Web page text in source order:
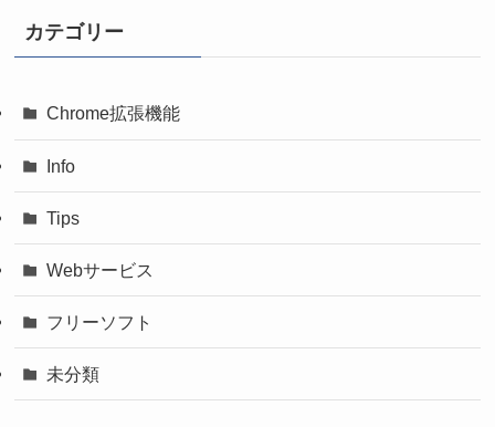
カテゴリー
Chrome拡張機能
Info
Tips
Webサービス
フリーソフト
未分類